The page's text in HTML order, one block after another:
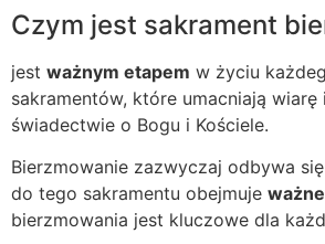
Czym jest sakrament
jest ważnym etapem w życiu
sakramentów, które umacniają
świadectwie o Bogu i Kościele.
Bierzmowanie zazwyczaj odbywa
do tego sakramentu obejmuje
bierzmowania jest kluczowe dla